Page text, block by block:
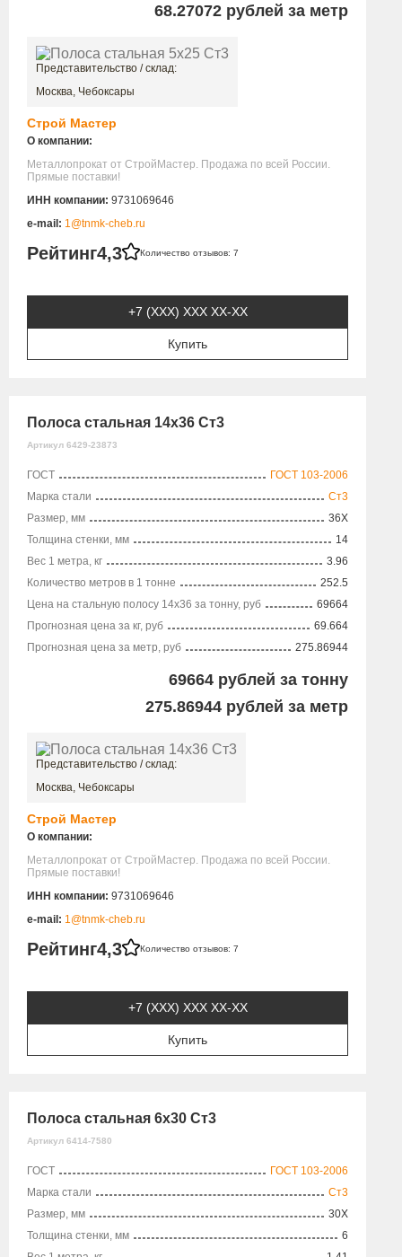
68.27072 рублей за метр
Представительство / склад:
Москва, Чебоксары
Строй Мастер
О компании:
Металлопрокат от СтройМастер. Продажа по всей России.
Прямые поставки!
ИНН компании: 9731069646
e-mail: 1@tnmk-cheb.ru
Рейтинг4,3 Количество отзывов: 7
+7 (XXX) ХХХ ХХ-ХХ
Купить
Полоса стальная 14х36 Ст3
Артикул 6429-23873
ГОСТ
ГОСТ 103-2006
Марка стали
Ст3
Размер, мм
36X
Толщина стенки, мм
14
Вес 1 метра, кг
3.96
Количество метров в 1 тонне
252.5
Цена на стальную полосу 14х36 за тонну, руб
69664
Прогнозная цена за кг, руб
69.664
Прогнозная цена за метр, руб
275.86944
69664 рублей за тонну
275.86944 рублей за метр
Представительство / склад:
Москва, Чебоксары
Строй Мастер
О компании:
Металлопрокат от СтройМастер. Продажа по всей России.
Прямые поставки!
ИНН компании: 9731069646
e-mail: 1@tnmk-cheb.ru
Рейтинг4,3 Количество отзывов: 7
+7 (XXX) ХХХ ХХ-ХХ
Купить
Полоса стальная 6х30 Ст3
Артикул 6414-7580
ГОСТ
ГОСТ 103-2006
Марка стали
Ст3
Размер, мм
30X
Толщина стенки, мм
6